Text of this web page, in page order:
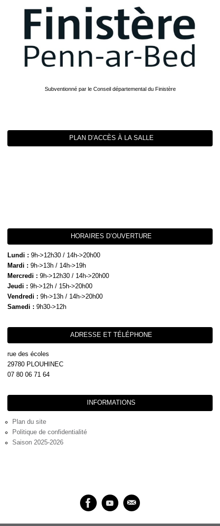
Subventionné par le Conseil départemental du Finistère
PLAN D’ACCÈS À LA SALLE
HORAIRES D’OUVERTURE
Lundi : 9h->12h30 / 14h->20h00
Mardi : 9h->13h / 14h->19h
Mercredi : 9h->12h30 / 14h->20h00
Jeudi : 9h->12h / 15h->20h00
Vendredi : 9h->13h / 14h->20h00
Samedi : 9h30->12h
ADRESSE ET TÉLÉPHONE
rue des écoles
29780 PLOUHINEC
07 80 06 71 64
INFORMATIONS
Plan du site
Politique de confidentialité
Saison 2025-2026